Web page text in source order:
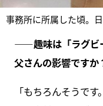
事務所に所属した頃。
――趣味は「ラグビ
父さんの影響ですか
「もちろんそうで